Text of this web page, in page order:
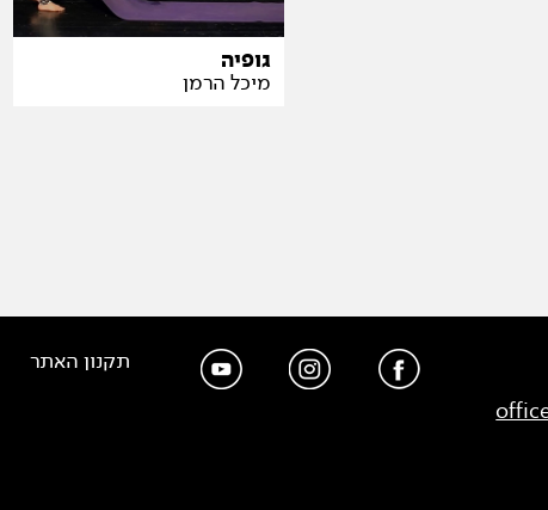
גופיה
מיכל הרמן
תקנון האתר